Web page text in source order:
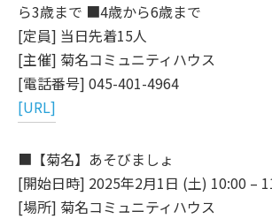
ら3歳まで ■4歳から6歳まで
[定員] 当日先着15人
[主催] 菊名コミュニティハウス
[電話番号] 045-401-4964
[URL]
■【菊名】あそびましょ
[開始日時] 2025年2月1日 (土) 10:00 –
[場所] 菊名コミュニティハウス